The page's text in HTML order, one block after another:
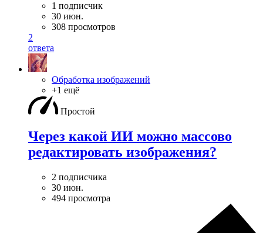
1 подписчик
30 июн.
308 просмотров
2
ответа
Обработка изображений
+1 ещё
Простой
Через какой ИИ можно массово
редактировать изображения?
2 подписчика
30 июн.
494 просмотра